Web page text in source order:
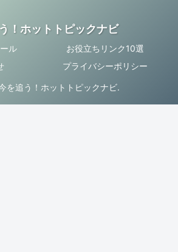
！ホットトピックナビ
ル
お役立ちリンク10選
プライバシーポリシー
を追う！ホットトピックナビ.